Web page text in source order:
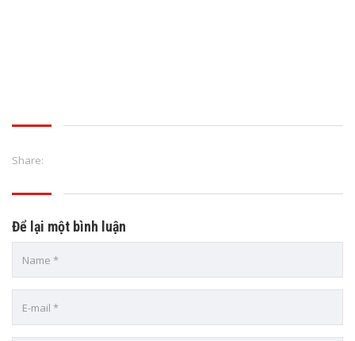
Share:
Để lại một bình luận